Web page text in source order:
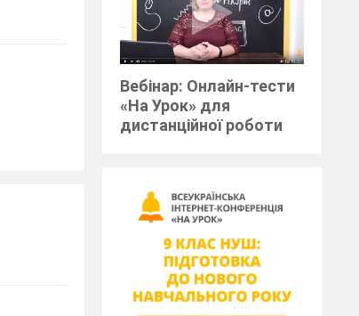
Вебінар: Онлайн-тести
«На Урок» для
дистанційної роботи